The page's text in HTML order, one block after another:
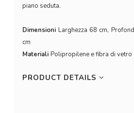
piano seduta.
DimensioniLarghezza 68 cm,
cm
Materiali Polipropilene e fibra di vetro
PRODUCT DETAILS